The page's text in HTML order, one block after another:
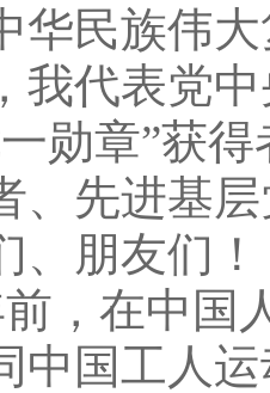
华民族伟
代表党中
勋章”获
、先进基
朋友们！
在中国人
中国工人